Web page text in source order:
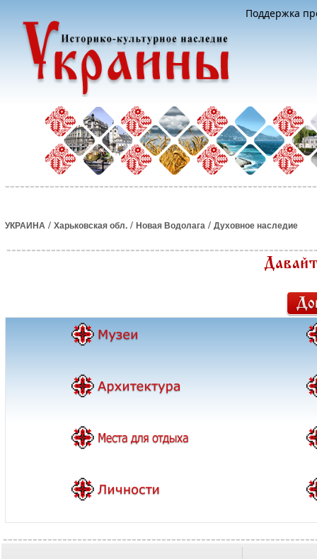
Поддержка
УКРАИНА / Харьковская обл. / Новая Водолага / Духовное наследие